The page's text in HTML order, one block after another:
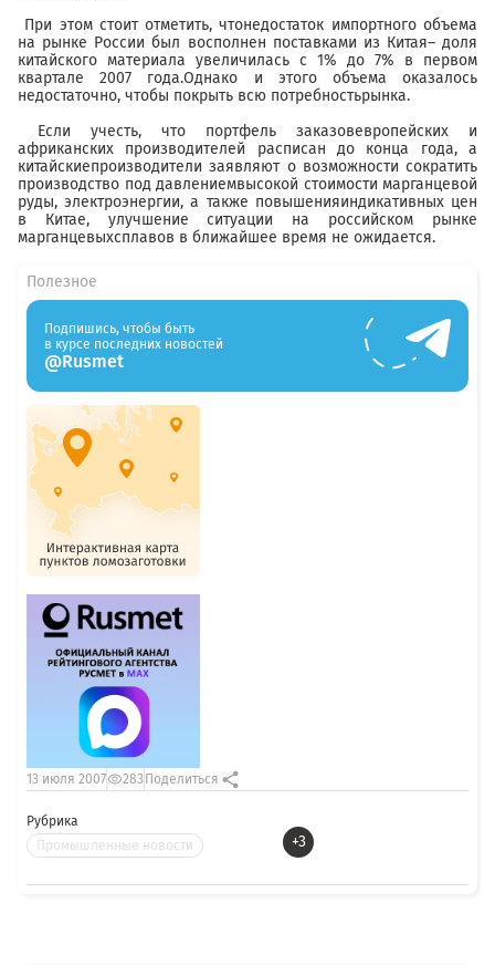
При этом стоит отметить, чтонедостаток импортного объема
на рынке России был восполнен поставками из Китая– доля
китайского материала увеличилась с 1% до 7% в первом
квартале 2007 года.Однако и этого объема оказалось
недостаточно, чтобы покрыть всю потребностьрынка.
Если учесть, что портфель заказовевропейских и
африканских производителей расписан до конца года, а
китайскиепроизводители заявляют о возможности сократить
производство под давлениемвысокой стоимости марганцевой
руды, электроэнергии, а также повышенияиндикативных цен
в Китае, улучшение ситуации на российском рынке
марганцевыхсплавов в ближайшее время не ожидается.
Рубрика
Промышленные новости
+3
13 июля 2007 283 Поделиться
Полезное
Подпишись, чтобы быть
в курсе последних новостей
@Rusmet